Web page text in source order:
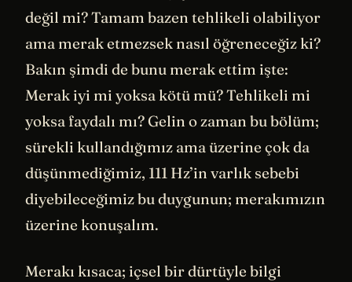
değil mi? Tamam bazen tehlikeli olabiliyor
ama merak etmezsek nasıl öğreneceğiz ki?
Bakın şimdi de bunu merak ettim işte:
Merak iyi mi yoksa kötü mü? Tehlikeli mi
yoksa faydalı mı? Gelin o zaman bu bölüm;
sürekli kullandığımız ama üzerine çok da
düşünmediğimiz, 111 Hz’in varlık sebebi
diyebileceğimiz bu duygunun; merakımızın
üzerine konuşalım.
Merakı kısaca; içsel bir dürtüyle bilgi